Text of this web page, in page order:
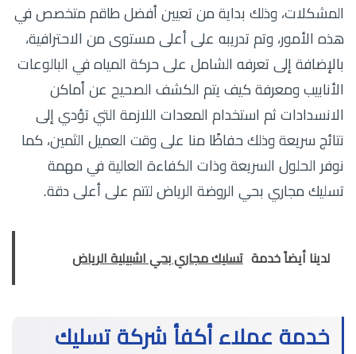
المشكلات، وذلك بداية من تعيين أفضل طاقم متخصص في
هذه الأمور، وتم تدريبه على أعلى مستوى من الاحترافية،
بالإضافة إلى تعرفه الشامل على حركة المياه في البالوعات
الأنابيب ومعرفة كيف يتم الكشف الصحيح عن أماكن
الانسدادات ثم استخدام المعدات اللازمة التي تؤدي إلى
نتائج سريعة وذلك حفاظًا منا على وقت العميل الثمين، كما
نوفر الحلول السريعة وذات الكفاءة العالية في مهمة
تسليك مجاري بحي الروضة الرياض لتتم على أعلى دقة.
لدينا أيضاً خدمة تسليك مجاري بحي اشبيلية الرياض
خدمة عملاء أكفأ شركة تسليك